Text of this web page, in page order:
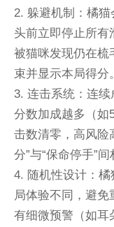
2. 躲避机制：橘
头前立即停止所有
被猫咪发现仍在梳
束并显示本局得分。
3. 连击系统：连
分数加成越多（如
击数清零，高风险
分”与“保命停手”间
4. 随机性设计：
局体验不同，避
有细微预警（如耳